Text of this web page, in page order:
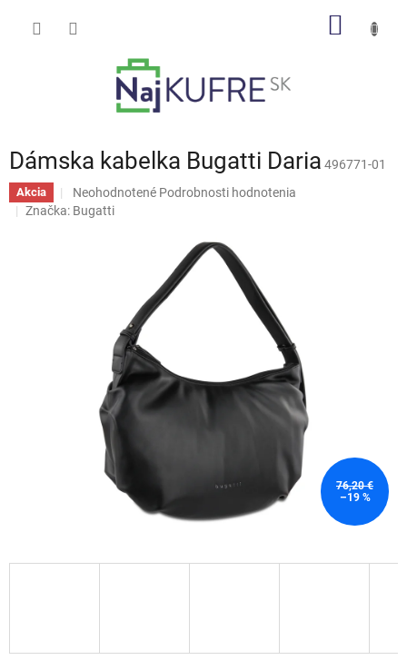
Dámska kabelka Bugatti Daria 496771-01
Akcia
Priemerné
hodnotenie
hviezdičiek.
Neohodnotené Podrobnosti hodnotenia
Značka: Bugatti
76,20 €
–19 %